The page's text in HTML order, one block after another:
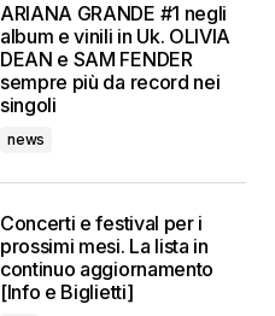
ARIANA GRANDE #1 negli
album e vinili in Uk. OLIVIA
DEAN e SAM FENDER
sempre più da record nei
singoli
news
Concerti e festival per i
prossimi mesi. La lista in
continuo aggiornamento
[Info e Biglietti]